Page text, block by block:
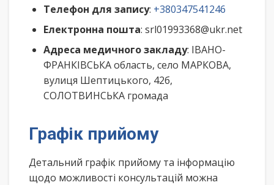
Телефон для запису: +380347541246
Електронна пошта: srl01993368@ukr.net
Адреса медичного закладу: ІВАНО-
ФРАНКІВСЬКА область, село МАРКОВА,
вулиця Шептицького, 42б,
СОЛОТВИНСЬКА громада
Графік прийому
Детальний графік прийому та інформацію
щодо можливості консультацій можна